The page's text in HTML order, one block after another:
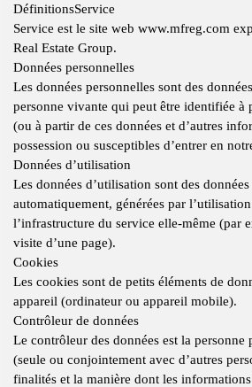
DéfinitionsService
Service est le site web www.mfreg.com
Real Estate Group.
Données personnelles
Les données personnelles sont des
personne vivante qui peut être identifiée à
(ou à partir de ces données et d’autres
possession ou susceptibles d’entrer en
Données d’utilisation
Les données d’utilisation sont des
automatiquement, générées par
l’infrastructure du service elle-même (par
visite d’une page).
Cookies
Les cookies sont de petits éléments de
appareil (ordinateur ou appareil mobile).
Contrôleur de données
Le contrôleur des données est la
(seule ou conjointement avec d’autres
finalités et la manière dont les